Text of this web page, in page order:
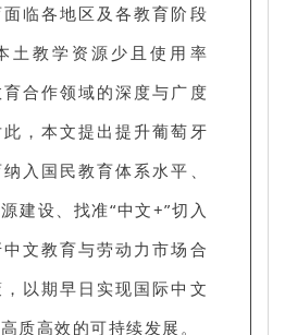
临各地区及各教育阶段
土教学资源少且使用率
合作领域的深度与广度
，本文提出提升葡萄牙
入国民教育体系水平、
建设、找准“中文+”切入
文教育与劳动力市场合
以期早日实现国际中文
质高效的可持续发展。